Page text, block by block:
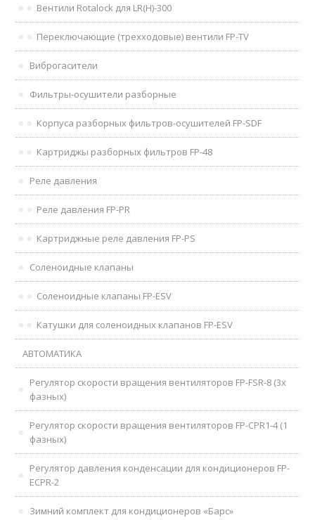
Вентили Rotalock для LR(H)-300
Переключающие (трехходовые) вентили FP-TV
Виброгасители
Фильтры-осушители разборные
Корпуса разборных фильтров-осушителей FP-SDF
Картриджы разборных фильтров FP-48
Реле давления
Реле давления FP-PR
Картриджные реле давления FP-PS
Соленоидные клапаны
Соленоидные клапаны FP-ESV
Катушки для соленоидных клапанов FP-ESV
АВТОМАТИКА
Регулятор скорости вращения вентиляторов FP-FSR-8 (3х
фазных)
Регулятор скорости вращения вентиляторов FP-CPR1-4 (1
фазных)
Регулятор давления конденсации для кондиционеров FP-
ECPR-2
Зимний комплект для кондиционеров «Барс»